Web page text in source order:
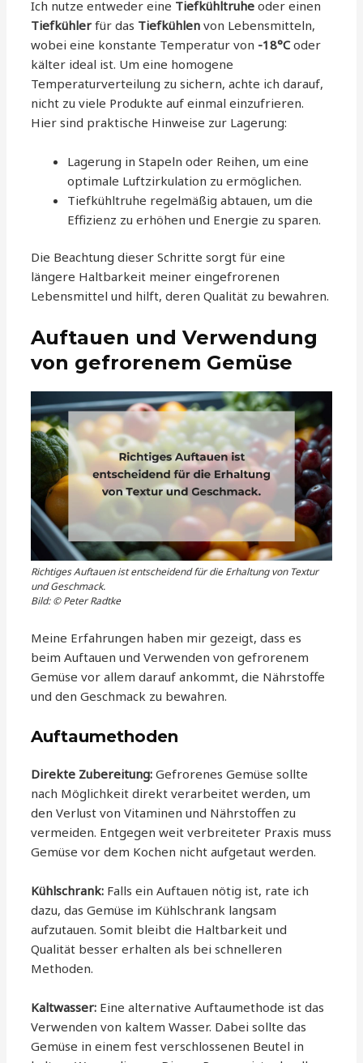
Ich nutze entweder eine Tiefkühltruhe oder einen
Tiefkühler für das Tiefkühlen von Lebensmitteln,
wobei eine konstante Temperatur von -18°Coder
kälter ideal ist. Um eine homogene
Temperaturverteilung zu sichern, achte ich darauf,
nicht zu viele Produkte auf einmal einzufrieren.
Hier sind praktische Hinweise zur Lagerung:
Lagerung in Stapeln oder Reihen, um eine
optimale Luftzirkulation zu ermöglichen.
Tiefkühltruhe regelmäßig abtauen, um die
Effizienz zu erhöhen und Energie zu sparen.
Die Beachtung dieser Schritte sorgt für eine
längere Haltbarkeit meiner eingefrorenen
Lebensmittel und hilft, deren Qualität zu bewahren.
Auftauen und Verwendung
von gefrorenem Gemüse
Richtiges Auftauen ist entscheidend für die Erhaltung von Textur
und Geschmack.
Bild: © Peter Radtke
Meine Erfahrungen haben mir gezeigt, dass es
beim Auftauen und Verwenden von gefrorenem
Gemüse vor allem darauf ankommt, die Nährstoffe
und den Geschmack zu bewahren.
Auftaumethoden
Direkte Zubereitung: Gefrorenes Gemüse sollte
nach Möglichkeit direkt verarbeitet werden, um
den Verlust von Vitaminen und Nährstoffen zu
vermeiden. Entgegen weit verbreiteter Praxis muss
Gemüse vor dem Kochen nicht aufgetaut werden.
Kühlschrank: Falls ein Auftauen nötig ist, rate ich
dazu, das Gemüse im Kühlschrank langsam
aufzutauen. Somit bleibt die Haltbarkeit und
Qualität besser erhalten als bei schnelleren
Methoden.
Kaltwasser: Eine alternative Auftaumethode ist das
Verwenden von kaltem Wasser. Dabei sollte das
Gemüse in einem fest verschlossenen Beutel in